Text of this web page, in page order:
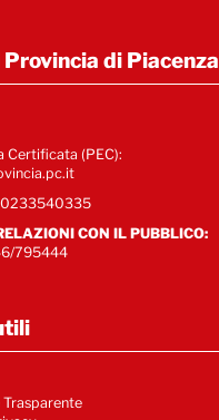
di Piacenza
Certificata (PEC):
CON IL PUBBLICO:
795444